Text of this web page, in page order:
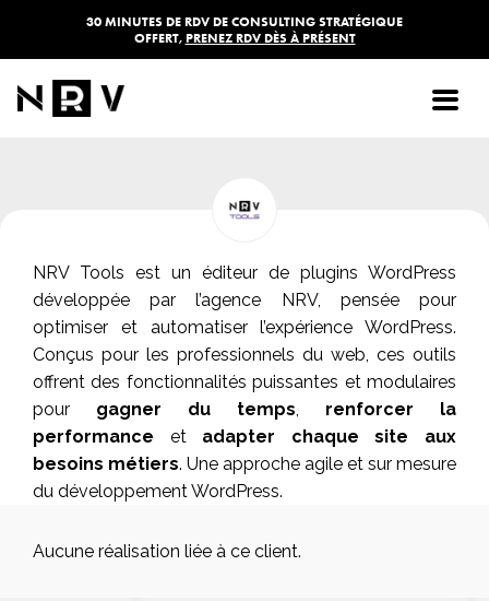
30 MINUTES DE RDV DE CONSULTING STRATÉGIQUE
OFFERT, PRENEZ RDV DÈS À PRÉSENT
NRV Tools est un éditeur de plugins WordPress
développée par l’agence NRV, pensée pour
optimiser et automatiser l’expérience WordPress.
Conçus pour les professionnels du web, ces outils
offrent des fonctionnalités puissantes et modulaires
pour gagner du temps, renforcer la
performance et adapter chaque site aux
besoins métiers. Une approche agile et sur mesure
du développement WordPress.
Aucune réalisation liée à ce client.